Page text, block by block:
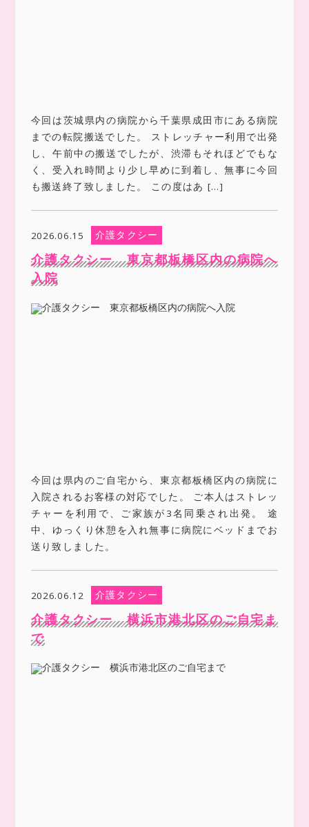
今回は茨城県内の病院から千葉県成田市にある病院
までの転院搬送でした。 ストレッチャー利用で出発
し、午前中の搬送でしたが、渋滞もそれほどでもな
く、受入れ時間より少し早めに到着し、無事に今回
も搬送終了致しました。 この度はあ […]
2026.06.15 介護タクシー
介護タクシー 東京都板橋区内の病院へ
入院
今回は県内のご自宅から、東京都板橋区内の病院に
入院されるお客様の対応でした。 ご本人はストレッ
チャーを利用で、ご家族が3名同乗され出発。 途
中、ゆっくり休憩を入れ無事に病院にベッドまでお
送り致しました。
2026.06.12 介護タクシー
介護タクシー 横浜市港北区のご自宅ま
で